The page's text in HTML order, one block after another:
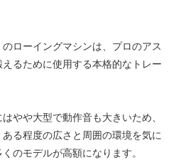
ローイングマシンは、プロのアス
るために使用する本格的なトレー
やや大型で動作音も大きいため、
る程度の広さと周囲の環境を気に
のモデルが高額になります。